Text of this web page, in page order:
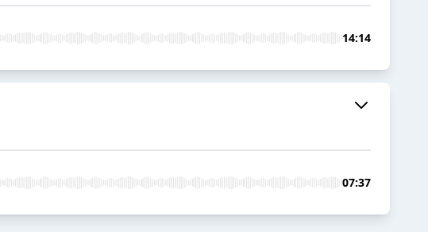
14:14
07:37